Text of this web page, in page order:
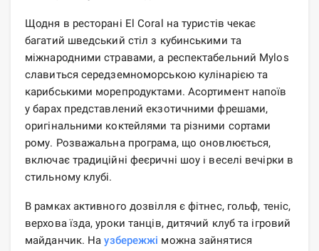
Щодня в ресторані El Coral на туристів чекає
багатий шведський стіл з кубинськими та
міжнародними стравами, а респектабельний Mylos
славиться середземноморською кулінарією та
карибськими морепродуктами. Асортимент напоїв
у барах представлений екзотичними фрешами,
оригінальними коктейлями та різними сортами
рому. Розважальна програма, що оновлюється,
включає традиційні феєричні шоу і веселі вечірки в
стильному клубі.
В рамках активного дозвілля є фітнес, гольф, теніс,
верхова їзда, уроки танців, дитячий клуб та ігровий
майданчик. Наузбережжі можна зайнятися